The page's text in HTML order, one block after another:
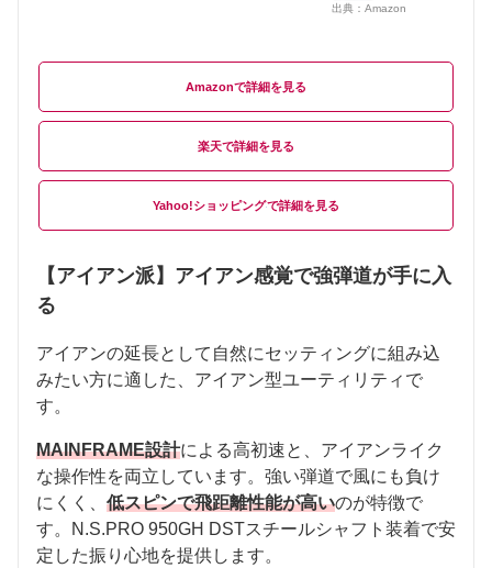
出典： Amazon
Amazon
楽天
Yahoo!ショッピング
【アイアン派】アイアン感覚で強弾道が手に入
る
アイアンの延長として自然にセッティングに組み込
みたい方に適した、アイアン型ユーティリティで
す。
MAINFRAME設計による高初速と、アイアンライク
な操作性を両立しています。強い弾道で風にも負け
にくく、 低スピンで飛距離性能が高いのが特徴で
す。N.S.PRO 950GH DSTスチールシャフト装着で安
定した振り心地を提供します。